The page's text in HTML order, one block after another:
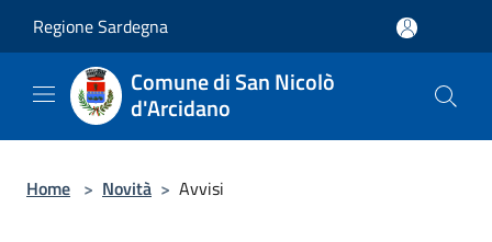
Regione Sardegna
Comune di San Nicolò
d'Arcidano
Home > Novità > Avvisi